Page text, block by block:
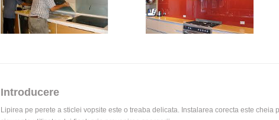
Introducere
Lipirea pe perete a sticlei vopsite este o treaba delicata. Instalarea corecta este cheia